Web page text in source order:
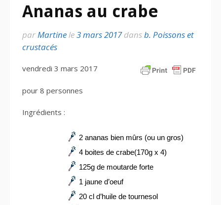
Ananas au crabe
parMartinele3 mars 2017dansb. Poissons et
crustacés
vendredi 3 mars 2017
pour 8 personnes
Ingrédients :
2 ananas bien mûrs (ou un gros)
4 boites de crabe(170g x 4)
125g de moutarde forte
1 jaune d’oeuf
20 cl d’huile de tournesol